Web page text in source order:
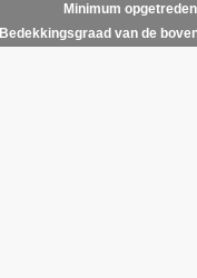
Minimum
Bedekkingsgraad van de